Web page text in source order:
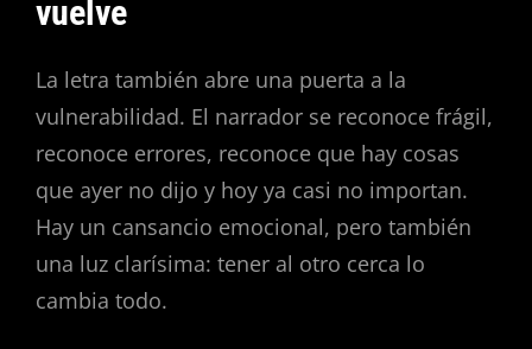
vuelve
La letra también abre una puerta a la
vulnerabilidad. El narrador se reconoce frágil,
reconoce errores, reconoce que hay cosas
que ayer no dijo y hoy ya casi no importan.
Hay un cansancio emocional, pero también
una luz clarísima: tener al otro cerca lo
cambia todo.